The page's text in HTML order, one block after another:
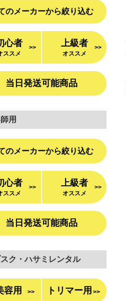
のメーカーから絞り込む
心者
ススメ
>> 上級者
オススメ
>>
当日発送可能商品
用
のメーカーから絞り込む
心者
ススメ
>> 上級者
オススメ
>>
当日発送可能商品
ク・ハサミレンタル
容用 >> トリマー用 >>